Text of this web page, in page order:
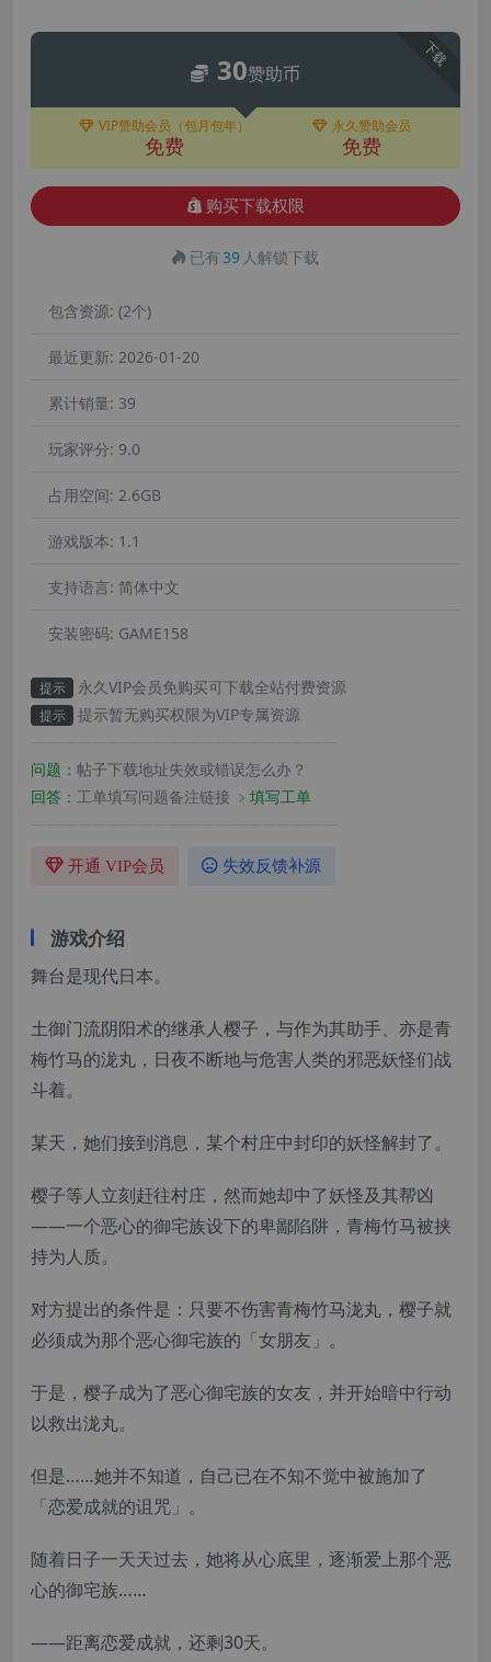
下载
30赞助币
VIP赞助会员（包月包年）
免费
永久赞助会员
免费
购买下载权限
已有39 人解锁下载
包含资源: (2个)
最近更新: 2026-01-20
累计销量: 39
玩家评分: 9.0
占用空间: 2.6GB
游戏版本: 1.1
支持语言: 简体中文
安装密码: GAME158
提示 永久VIP会员免购买可下载全站付费资源
提示
提示暂无购买权限为VIP专属资源
问题： 帖子下载地址失效或错误怎么办？
回答： 工单填写问题备注链接 ﹥填写工单
开通 VIP会员 失效反馈补源
游戏介绍
舞台是现代日本。
土御门流阴阳术的继承人樱子，与作为其助手、亦是青
梅竹马的泷丸，日夜不断地与危害人类的邪恶妖怪们战
斗着。
某天，她们接到消息，某个村庄中封印的妖怪解封了。
樱子等人立刻赶往村庄，然而她却中了妖怪及其帮凶
——一个恶心的御宅族设下的卑鄙陷阱，青梅竹马被挟
持为人质。
对方提出的条件是：只要不伤害青梅竹马泷丸，樱子就
必须成为那个恶心御宅族的「女朋友」。
于是，樱子成为了恶心御宅族的女友，并开始暗中行动
以救出泷丸。
但是……她并不知道，自己已在不知不觉中被施加了
「恋爱成就的诅咒」。
随着日子一天天过去，她将从心底里，逐渐爱上那个恶
心的御宅族……
——距离恋爱成就，还剩30天。